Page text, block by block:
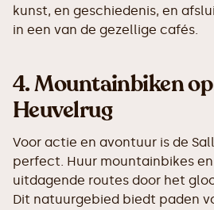
kunst, en geschiedenis, en
in een van de gezellige cafés.
4.Mountainbiken
Heuvelrug
Voor actie en avontuur is de
perfect. Huur mountainbikes
uitdagende routes door het
Dit natuurgebied biedt paden